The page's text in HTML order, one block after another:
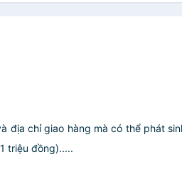
địa chỉ giao hàng mà có thể phát
triệu đồng).....